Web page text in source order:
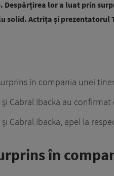
Despărțirea lor a luat prin
solid. Actrița și prezentatorul
în compania unei
și Cabral Ibacka au
și Cabral Ibacka, apel la
în